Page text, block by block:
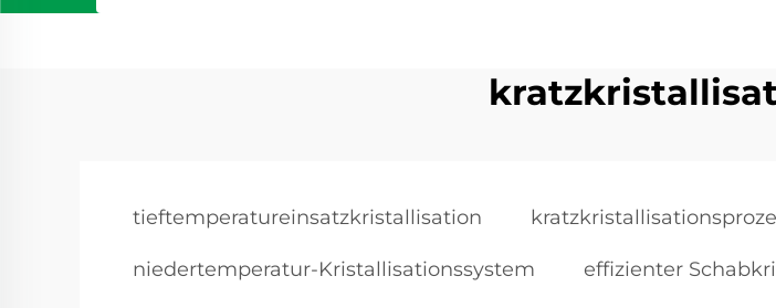
tieftemperatureinsatzkristallisation
niedertemperatur-Kristallisationssystem effizienter